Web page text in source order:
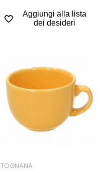
Aggiungi alla lista
dei desideri
TOGNANA